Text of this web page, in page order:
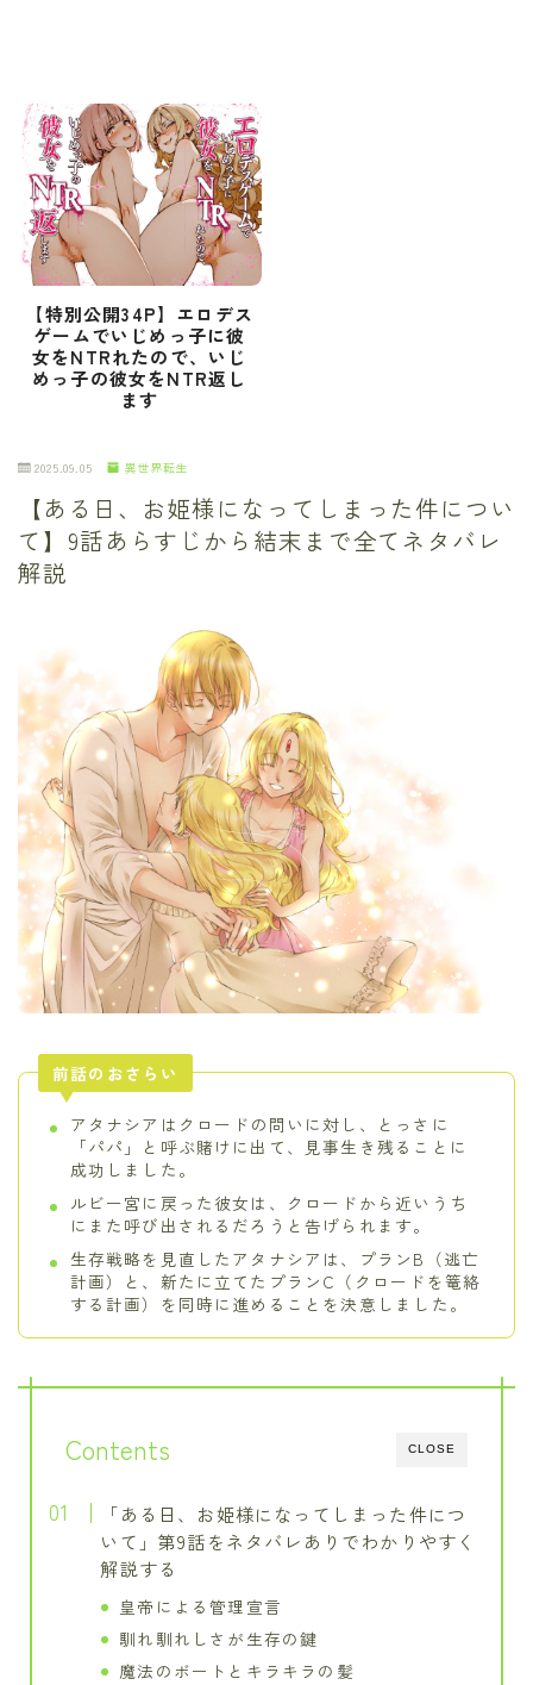
【特別公開34P】エロデス
ゲームでいじめっ子に彼
女をNTRれたので、いじ
めっ子の彼女をNTR返し
ます
2025.09.05 異世界転生
【ある日、お姫様になってしまった件につい
て】9話あらすじから結末まで全てネタバレ
解説
前話のおさらい
アタナシアはクロードの問いに対し、とっさに
「パパ」と呼ぶ賭けに出て、見事生き残ることに
成功しました。
ルビー宮に戻った彼女は、クロードから近いうち
にまた呼び出されるだろうと告げられます。
生存戦略を見直したアタナシアは、プランB（逃亡
計画）と、新たに立てたプランC（クロードを篭絡
する計画）を同時に進めることを決意しました。
CLOSE
Contents
「ある日、お姫様になってしまった件につ
いて」第9話をネタバレありでわかりやすく
解説する
皇帝による管理宣言
馴れ馴れしさが生存の鍵
魔法のボートとキラキラの髪